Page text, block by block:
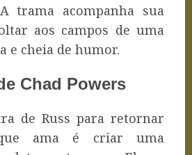
trama acompanha sua
aos campos de uma
e cheia de humor.
Chad Powers
de Russ para retornar
ama é criar uma